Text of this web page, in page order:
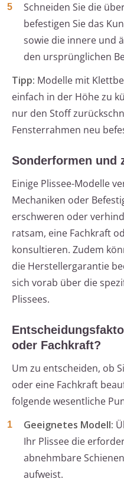
Schneiden Sie die
befestigen Sie das
sowie die innere und
den ursprünglichen
Tipp: Modelle mit
einfach in der Höhe zu
nur den Stoff
Fensterrahmen neu
Sonderformen und
Einige Plissee-Modelle
Mechaniken oder
erschweren oder
ratsam, eine Fachkraft
konsultieren. Zudem
die Herstellergarantie
sich vorab über die
Plissees.
oder Fachkraft?
Um zu entscheiden, ob
oder eine Fachkraft
folgende wesentliche
Geeignetes Modell:
Ihr Plissee die
abnehmbare
aufweist.